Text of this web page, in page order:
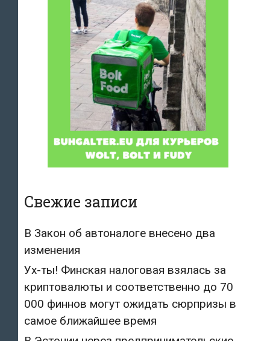
Свежие записи
В Закон об автоналоге внесено два
изменения
Ух-ты! Финская налоговая взялась за
криптовалюты и соответственно до 70
000 финнов могут ожидать сюрпризы в
самое ближайшее время